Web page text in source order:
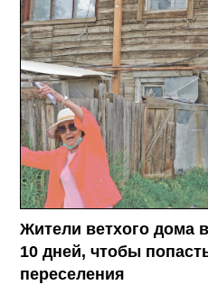
Жители ветхого дома
10 дней, чтобы
переселения